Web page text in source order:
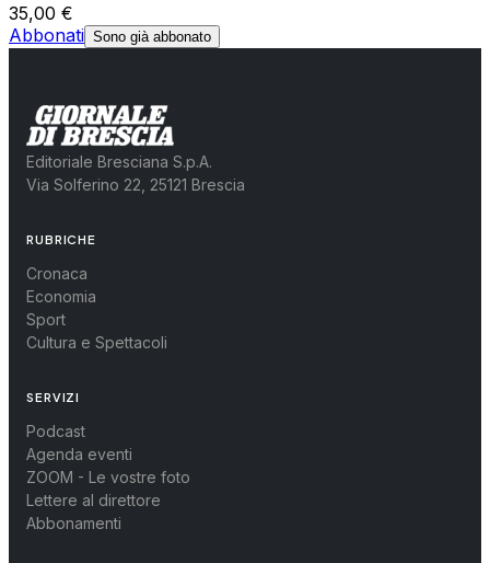
35,00 €
Abbonati Sono già abbonato
Editoriale Bresciana S.p.A.
Via Solferino 22, 25121 Brescia
RUBRICHE
Cronaca
Economia
Sport
Cultura e Spettacoli
SERVIZI
Podcast
Agenda eventi
ZOOM - Le vostre foto
Lettere al direttore
Abbonamenti